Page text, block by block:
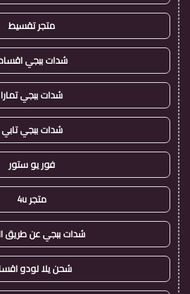
متجر تقسيط
شدات ببجي
شدات ببجي تمارا
شدات ببجي تابي
فور يو ستور
متجر 4u
شدات ببجي عن طريق
شحن يلا لودو